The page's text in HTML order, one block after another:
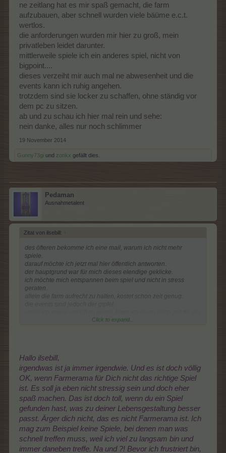
ne zeitlang hat es mir spaß gemacht, die farm
aufzubauen, aber schnell wurden viele bäüme e.c.t.
wertlos.
die anforderungen wurden mir hier zu groß, mein
privatleben leidet darunter.
mittlerweile spiele ich ein anderes spiel, nicht von
bigpoint....
dieses verzeiht mir auch mal ne abwesenheit und die
events kann ich ruhig angehen.
trotzdem sind sie locker zu schaffen, ohne ständig vor
dem pc zu sitzen.
ab und zu schau ich hier mal rein und sehe:
nein danke, alles nur noch schlimmer
19 November 2014
Gunny73gi und zonkx gefällt dies.
Pedaman
Ausnahmetalent
Zitat von ilsebill: ↑
des öfteren bekomme ich eine mail, warum ich nicht mehr
spiele.
darauf möchte ich jetzt mal hier öffentlich antworten.
der hauptgrund war für mich dieses elendige geklicke.
ich möchte mich entspannen beim spiel und nicht in stress
geraten.
allein die farm aufrecht zu halten, kostet schon zeit genug.
schnell wurden viele bäüme e.c.t. wertlos.
die anforderungen wurden mir hier zu groß, mein privatleben
leidet darunter.
mittlerweile spiele ich ein anderes spiel, nicht von bigpoint....
dieses verzeiht mir auch mal ne abwesenheit und die events
kann ich ruhig angehen.
trotzdem sind sie locker zu schaffen, ohne ständig vor dem pc zu
sitzen.
ab und zu schau ich hier mal rein und sehe:
nein danke, alles nur noch schlimmer
Click to expand...
Hallo ilsebill,
irgendwas ist ja immer irgendwie. Und es ist doch völlig
OK, wenn Farmerama für Dich nicht das richtige Spiel
ist. Es soll ja eben nicht stressig sein und doch eher
spaß machen. Das ist doch toll, wenn du ein Spiel
gefunden hast, was zu deiner Lebensgestaltung besser
passt. Ärger dich nicht, das es nicht Farmerama ist. Ich
mag zum Beispiel keine Spiele, bei denen man was
schnell treffen muss, weil ich viel zu langsam bin und
immer daneben treffe. Na und ?! Bevor ich frustriert bin,